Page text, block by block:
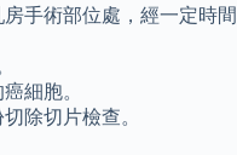
手術部位處，經一定時
細胞。
除切片檢查。